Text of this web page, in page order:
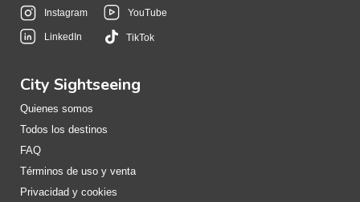
Instagram YouTube
LinkedIn TikTok
City Sightseeing
Quienes somos
Todos los destinos
FAQ
Términos de uso y venta
Privacidad y cookies